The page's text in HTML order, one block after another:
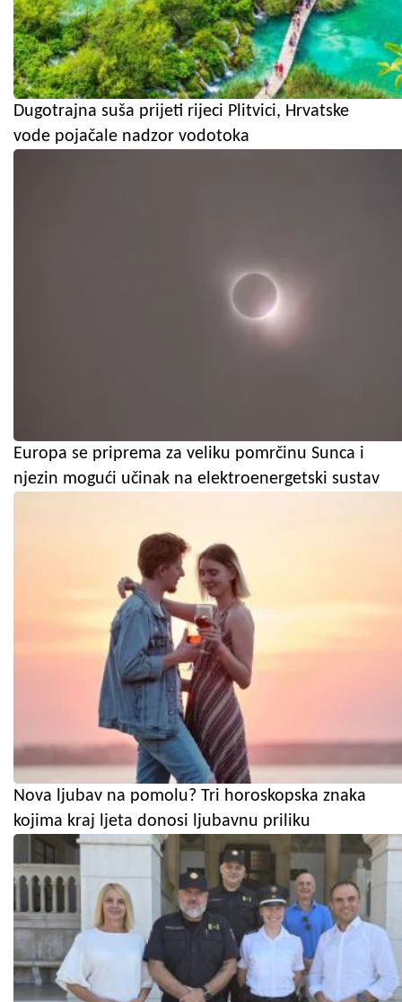
Dugotrajna suša prijeti rijeci Plitvici, Hrvatske
vode pojačale nadzor vodotoka
Europa se priprema za veliku pomrčinu Sunca i
njezin mogući učinak na elektroenergetski sustav
Nova ljubav na pomolu? Tri horoskopska znaka
kojima kraj ljeta donosi ljubavnu priliku